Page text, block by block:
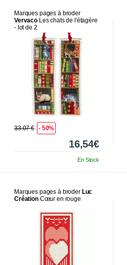
Marques pages à broder
Vervaco Les chats de l'étagère
- lot de 2
33.07 € - 50%
16,54€
En Stock
Marques pages à broder Luc
CréationCœur en rouge